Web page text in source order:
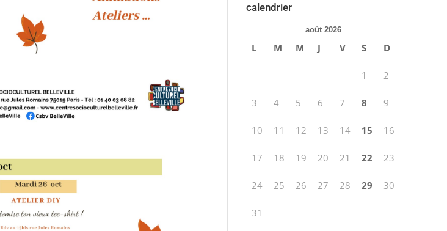
calendrier
août 2026
L M M J V S D
1 2
3 4 5 6 7 8 9
10 11 12 13 14 15 16
17 18 19 20 21 22 23
24 25 26 27 28 29 30
31